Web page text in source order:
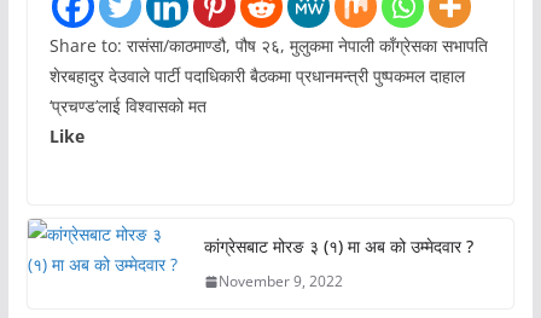
Share to: रासंसा/काठमाण्डौ, पौष २६, मुलुकमा नेपाली काँग्रेसका सभापति
शेरबहादुर देउवाले पार्टी पदाधिकारी बैठकमा प्रधानमन्त्री पुष्पकमल दाहाल
‘प्रचण्ड’लाई विश्वासको मत
Like
कांग्रेसबाट मोरङ ३ (१) मा अब को उम्मेदवार ?
November 9, 2022